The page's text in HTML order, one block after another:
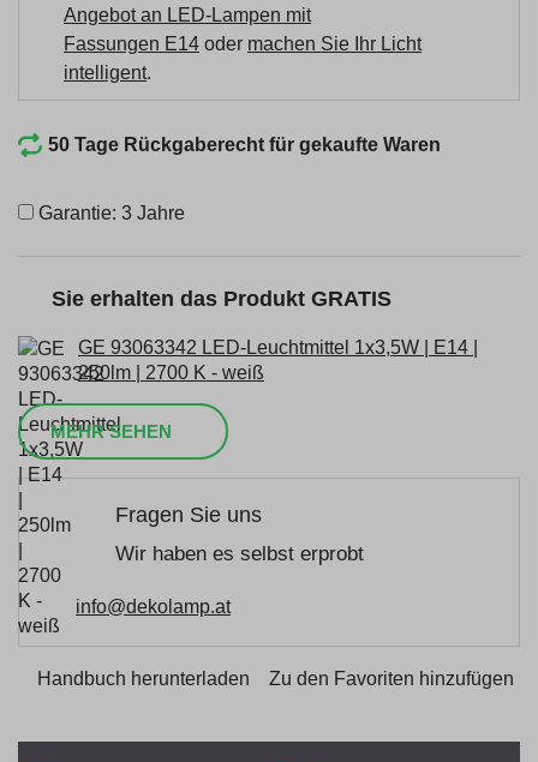
Angebot an LED-Lampen mit
Fassungen E14 oder machen Sie Ihr Licht
intelligent.
50 Tage Rückgaberecht für gekaufte Waren
Garantie: 3 Jahre
Sie erhalten das Produkt GRATIS
GE 93063342 LED-Leuchtmittel 1x3,5W | E14 |
250lm | 2700 K - weiß
MEHR SEHEN
Fragen Sie uns
Wir haben es selbst erprobt
info@dekolamp.at
Handbuch herunterladen Zu den Favoriten hinzufügen